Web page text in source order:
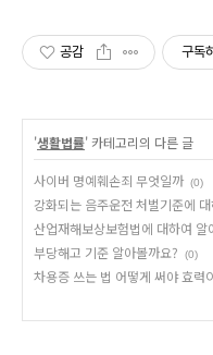
공감 구독
'생활법률' 카테고리의 다른 글
사이버 명예훼손죄 무엇일까 (0)
강화되는 음주운전 처벌기준에
산업재해보상보험법에 대하여 알
부당해고 기준 알아볼까요? (0)
차용증 쓰는 법 어떻게 써야 효력